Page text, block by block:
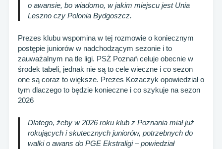
o awansie, bo wiadomo, w jakim miejscu jest Unia
Leszno czy Polonia Bydgoszcz.
Prezes klubu wspomina w tej rozmowie o koniecznym
postępie juniorów w nadchodzącym sezonie i to
zauważalnym na tle ligi. PSŻ Poznań celuje obecnie w
środek tabeli, jednak nie są to cele wieczne i co sezon
one są coraz to większe. Prezes Kozaczyk opowiedział o
tym dlaczego to będzie konieczne i co szykuje na sezon
2026
Dlatego, żeby w 2026 roku klub z Poznania miał już
rokujących i skutecznych juniorów, potrzebnych do
walki o awans do PGE Ekstraligi – powiedział